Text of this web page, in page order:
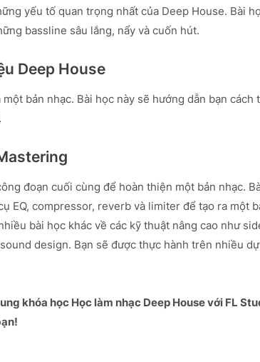
yếu tố quan trọng nhất của Deep House. Bài
bassline sâu lắng, nẩy và cuốn hút.
Deep House
bản nhạc. Bài học này sẽ hướng dẫn bạn
đoạn cuối cùng để hoàn thiện một bản nhạc.
EQ, compressor, reverb và limiter để tạo ra một
bài học khác về các kỹ thuật nâng cao như
design. Bạn sẽ được thực hành trên nhiều
khóa học Học làm nhạc Deep House với FL